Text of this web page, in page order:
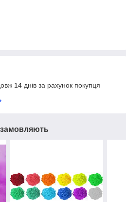
14 днів за рахунок покупця